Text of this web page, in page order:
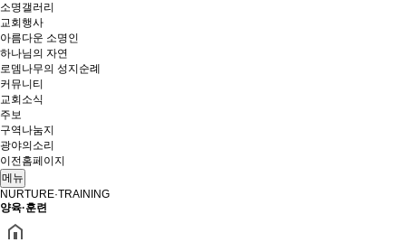
소명갤러리
교회행사
아름다운 소명인
하나님의 자연
로뎀나무의 성지순례
커뮤니티
교회소식
주보
구역나눔지
광야의소리
이전홈페이지
메뉴
NURTURE·TRAINING
양육·훈련